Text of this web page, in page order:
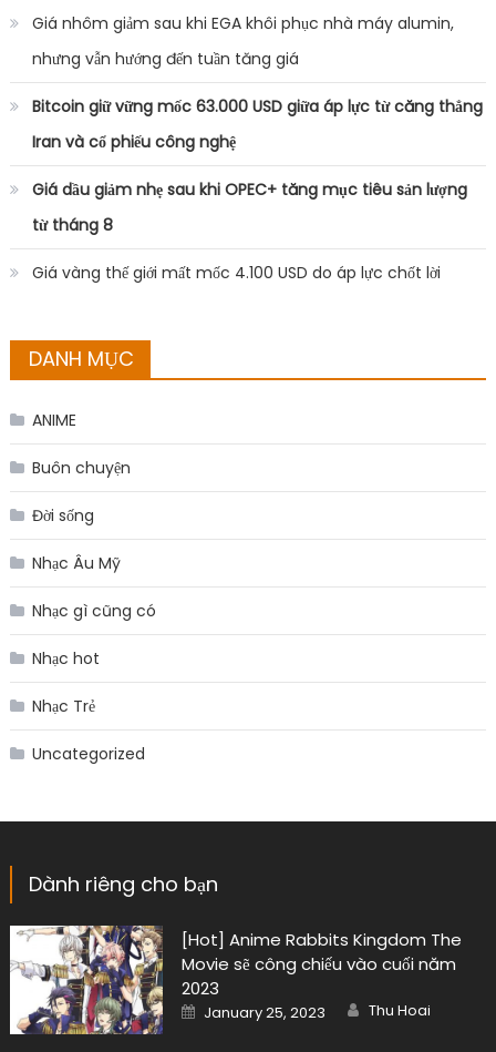
Giá nhôm giảm sau khi EGA khôi phục nhà máy alumin,
nhưng vẫn hướng đến tuần tăng giá
Bitcoin giữ vững mốc 63.000 USD giữa áp lực từ căng thẳng
Iran và cổ phiếu công nghệ
Giá dầu giảm nhẹ sau khi OPEC+ tăng mục tiêu sản lượng
từ tháng 8
Giá vàng thế giới mất mốc 4.100 USD do áp lực chốt lời
DANH MỤC
ANIME
Buôn chuyện
Đời sống
Nhạc Âu Mỹ
Nhạc gì cũng có
Nhạc hot
Nhạc Trẻ
Uncategorized
Dành riêng cho bạn
[Hot] Anime Rabbits Kingdom The
Movie sẽ công chiếu vào cuối năm
2023
Posted
on
January 25, 2023 Author
Thu Hoai